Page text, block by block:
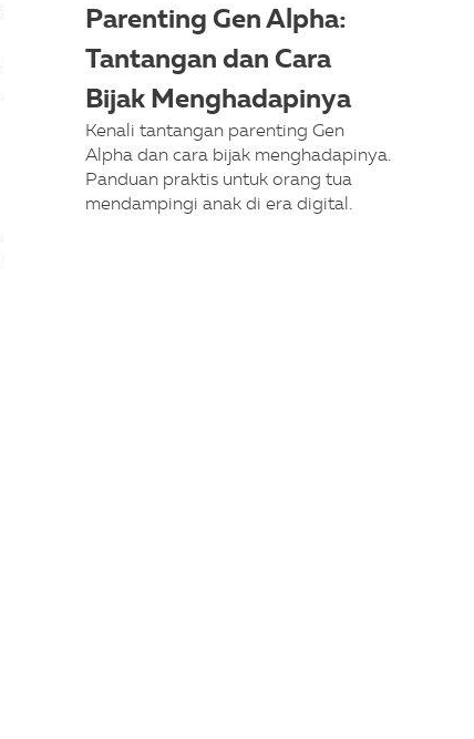
Parenting Gen Alpha:
Tantangan dan Cara
Bijak Menghadapinya
Kenali tantangan parenting Gen
Alpha dan cara bijak menghadapinya.
Panduan praktis untuk orang tua
mendampingi anak di era digital.